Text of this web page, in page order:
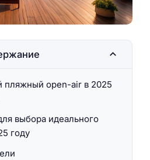
пляжный open-air в 2025
выбора идеального
году